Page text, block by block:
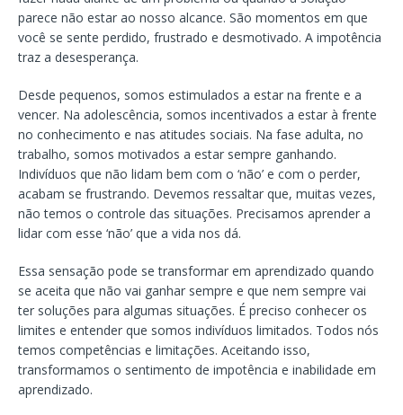
parece não estar ao nosso alcance. São momentos em que
você se sente perdido, frustrado e desmotivado. A impotência
traz a desesperança.
Desde pequenos, somos estimulados a estar na frente e a
vencer. Na adolescência, somos incentivados a estar à frente
no conhecimento e nas atitudes sociais. Na fase adulta, no
trabalho, somos motivados a estar sempre ganhando.
Indivíduos que não lidam bem com o ‘não’ e com o perder,
acabam se frustrando. Devemos ressaltar que, muitas vezes,
não temos o controle das situações. Precisamos aprender a
lidar com esse ‘não’ que a vida nos dá.
Essa sensação pode se transformar em aprendizado quando
se aceita que não vai ganhar sempre e que nem sempre vai
ter soluções para algumas situações. É preciso conhecer os
limites e entender que somos indivíduos limitados. Todos nós
temos competências e limitações. Aceitando isso,
transformamos o sentimento de impotência e inabilidade em
aprendizado.